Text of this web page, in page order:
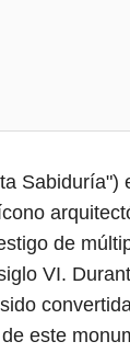
Sabiduría")
de
VI.
este